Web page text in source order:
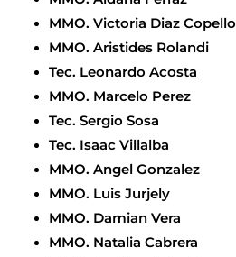
MMO. Victoria Diaz Copello
MMO. Aristides Rolandi
Tec. Leonardo Acosta
MMO. Marcelo Perez
Tec. Sergio Sosa
Tec. Isaac Villalba
MMO. Angel Gonzalez
MMO. Luis Jurjely
MMO. Damian Vera
MMO. Natalia Cabrera